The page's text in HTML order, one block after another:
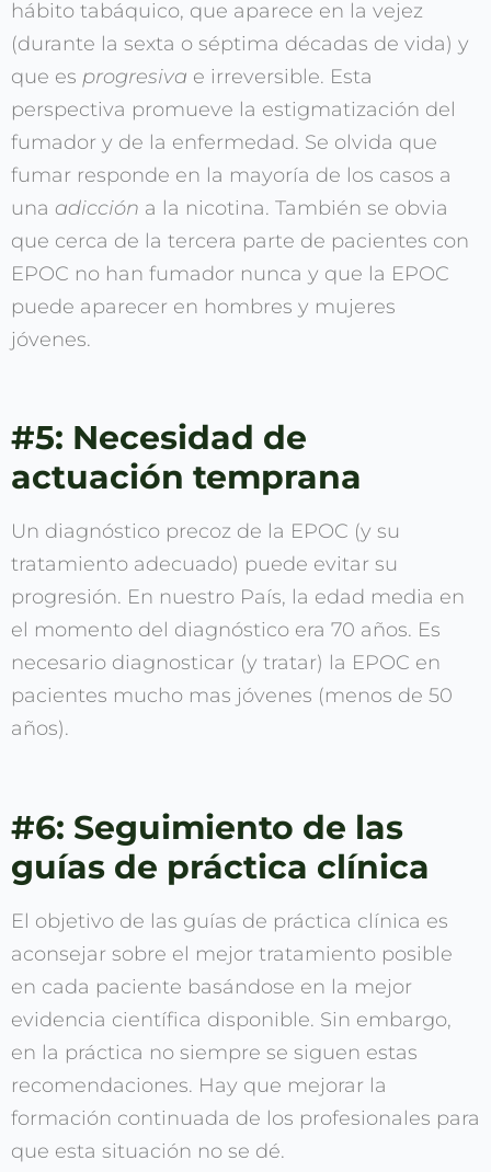
hábito tabáquico, que aparece en la vejez
(durante la sexta o séptima décadas de vida) y
que es progresiva e irreversible. Esta
perspectiva promueve la estigmatización del
fumador y de la enfermedad. Se olvida que
fumar responde en la mayoría de los casos a
una adicción a la nicotina. También se obvia
que cerca de la tercera parte de pacientes con
EPOC no han fumador nunca y que la EPOC
puede aparecer en hombres y mujeres
jóvenes.
#5: Necesidad de
actuación temprana
Un diagnóstico precoz de la EPOC (y su
tratamiento adecuado) puede evitar su
progresión. En nuestro País, la edad media en
el momento del diagnóstico era 70 años. Es
necesario diagnosticar (y tratar) la EPOC en
pacientes mucho mas jóvenes (menos de 50
años).
#6: Seguimiento de las
guías de práctica clínica
El objetivo de las guías de práctica clínica es
aconsejar sobre el mejor tratamiento posible
en cada paciente basándose en la mejor
evidencia científica disponible. Sin embargo,
en la práctica no siempre se siguen estas
recomendaciones. Hay que mejorar la
formación continuada de los profesionales para
que esta situación no se dé.